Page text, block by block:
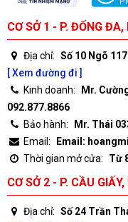
CƠ SỞ 1 - P. ĐỐNG ĐA,
Địa chỉ: Số 10 Ngõ
[ Xem đường đi ]
Kinh doanh:
Mr.
092.877.8866
Bảo hành:
Mr. Thái
Email:
Email:
Thời gian mở cửa:
Từ
CƠ SỞ 2 - P. CẦU
Địa chỉ: Số 24 Trần